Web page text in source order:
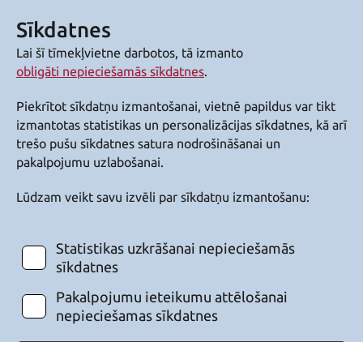
Sīkdatnes
Lai šī tīmekļvietne darbotos, tā izmanto
obligāti nepieciešamās sīkdatnes.
Piekrītot sīkdatņu izmantošanai, vietnē papildus var tikt
izmantotas statistikas un personalizācijas sīkdatnes, kā arī
trešo pušu sīkdatnes satura nodrošināšanai un
pakalpojumu uzlabošanai.
Lūdzam veikt savu izvēli par sīkdatņu izmantošanu:
Statistikas uzkrāšanai nepieciešamās
sīkdatnes
Pakalpojumu ieteikumu attēlošanai
nepieciešamas sīkdatnes